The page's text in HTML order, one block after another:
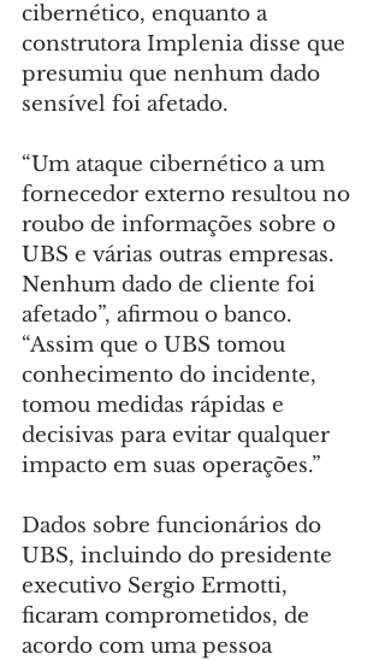
cibernético, enquanto a
construtora Implenia disse que
presumiu que nenhum dado
sensível foi afetado.
“Um ataque cibernético a um
fornecedor externo resultou no
roubo de informações sobre o
UBS e várias outras empresas.
Nenhum dado de cliente foi
afetado”, afirmou o banco.
“Assim que o UBS tomou
conhecimento do incidente,
tomou medidas rápidas e
decisivas para evitar qualquer
impacto em suas operações.”
Dados sobre funcionários do
UBS, incluindo do presidente
executivo Sergio Ermotti,
ficaram comprometidos, de
acordo com uma pessoa